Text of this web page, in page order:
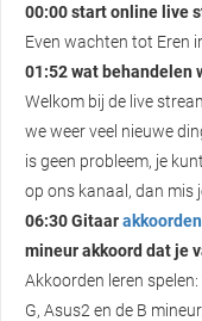
00:00 start online live
Even wachten tot Eren
01:52 wat behandelen
Welkom bij de live
we weer veel nieuwe
is geen probleem, je
op ons kanaal, dan mis
06:30 Gitaarakkoorden
mineur akkoord dat je
Akkoorden leren
G, Asus2 en de B